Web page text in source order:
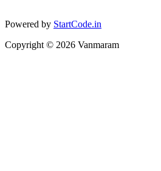
Powered by StartCode.in
Copyright © 2026 Vanmaram